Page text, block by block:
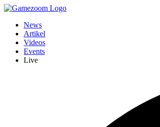
News
Artikel
Videos
Events
Live